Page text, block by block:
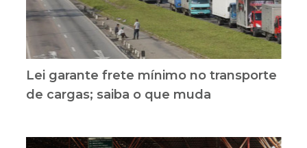
Lei garante frete mínimo no transporte
de cargas; saiba o que muda